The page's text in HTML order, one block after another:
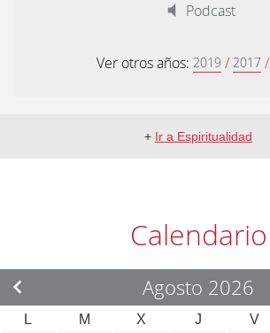
Podcast
Ver otros años: 2019 / 2017 /
+ Ir a Espiritualidad
Calendario
Agosto 2026
L M X J V